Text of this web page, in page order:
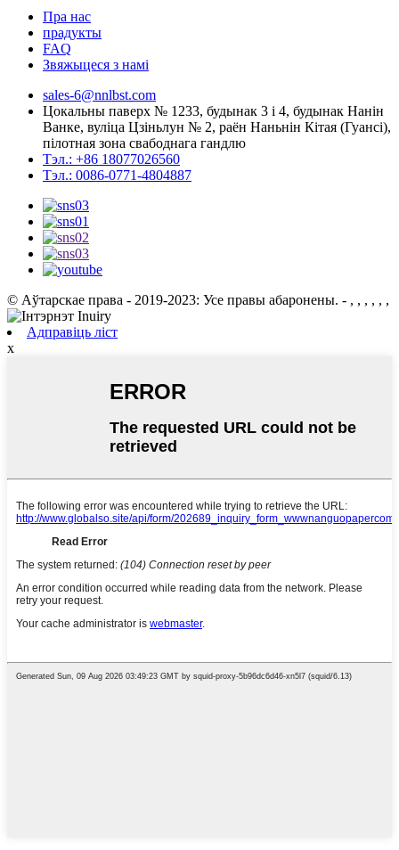
Пра нас
прадукты
FAQ
Звяжыцеся з намі
sales-6@nnlbst.com
Цокальны паверх № 1233, будынак 3 і 4, будынак Нанін
Ванке, вуліца Цзіньлун № 2, раён Наньнін Кітая (Гуансі),
пілотная зона свабоднага гандлю
Тэл.: +86 18077026560
Тэл.: 0086-0771-4804887
© Аўтарскае права - 2019-2023: Усе правы абаронены. - , , , , , ,
Адправіць ліст
x